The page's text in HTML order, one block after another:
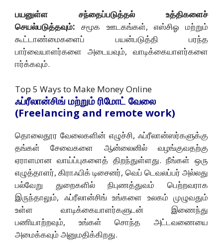
பயனுள்ள சந்தைப்படுத்தல் உத்திகளைச்
செயல்படுத்தவும்: சமூக ஊடகங்கள், எஸ்சிஓ மற்றும்
கூட்டாண்மைகளைப் பயன்படுத்தி பரந்த
பார்வையாளர்களை அடையவும், வாடிக்கையாளர்களை
ஈர்க்கவும்.
Top 5 Ways to Make Money Online
ஃப்ரீலான்சிங் மற்றும் ரிமோட் வேலை
(Freelancing and remote work)
தொலைதூர வேலைகளின் எழுச்சி, ஃப்ரீலான்ஸர்களுக்கு
தங்கள் சேவைகளை ஆன்லைனில் வழங்குவதற்கு
ஏராளமான வாய்ப்புகளைத் திறந்துள்ளது. நீங்கள் ஒரு
எழுத்தாளர், கிராஃபிக் டிசைனர், வெப் டெவலப்பர் அல்லது
பல்வேறு துறைகளில் நிபுணத்துவம் பெற்றவராக
இருந்தாலும், ஃப்ரீலான்சிங் உங்களை உலகம் முழுவதும்
உள்ள வாடிக்கையாளர்களுடன் இணைந்து
பணியாற்றவும், உங்கள் சொந்த அட்டவணையை
அமைக்கவும் அனுமதிக்கிறது.